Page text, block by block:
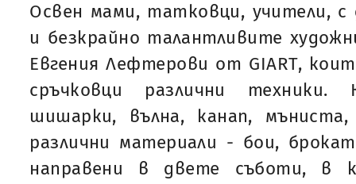
Освен мами, татковци, учители, с
и безкрайно талантливите
Евгения Лефтерови от GIART,
сръчковци различни техники.
шишарки, вълна, канап,
различни материали - бои,
направени в двете съботи, в